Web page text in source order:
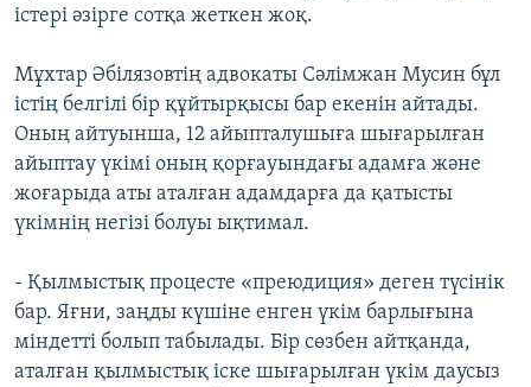
істері әзірге сотқа жеткен жоқ.
Мұхтар Әбілязовтің адвокаты Сәлімжан Мусин бұл
істің белгілі бір құйтырқысы бар екенін айтады.
Оның айтуынша, 12 айыпталушыға шығарылған
айыптау үкімі оның қорғауындағы адамға және
жоғарыда аты аталған адамдарға да қатысты
үкімнің негізі болуы ықтимал.
- Қылмыстық процесте «преюдиция» деген түсінік
бар. Яғни, заңды күшіне енген үкім барлығына
міндетті болып табылады. Бір сөзбен айтқанда,
аталған қылмыстық іске шығарылған үкім даусыз